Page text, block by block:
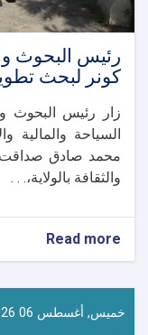
رئيس البحوث
كونر لبحث
زار رئيس البحوث
السياحة والمالية
محمد صادق صداقت،
والثقافة بالولاية،. . .
Read more
رئيس
خميس, أغسطس 06 2026 11:56 صباحا